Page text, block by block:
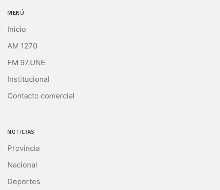
MENÚ
Inicio
AM 1270
FM 97.UNE
Institucional
Contacto comercial
NOTICIAS
Provincia
Nacional
Deportes